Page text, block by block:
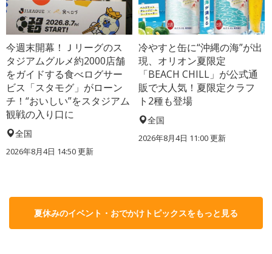
今週末開幕！Ｊリーグのス
タジアムグルメ約2000店舗
をガイドする食べログサー
ビス「スタモグ」がローン
チ！“おいしい”をスタジアム
観戦の入り口に
全国
2026年8月4日 14:50更新
冷やすと缶に“沖縄の海”が出
現、オリオン夏限定
「BEACH CHILL」が公式通
販で大人気！夏限定クラフ
ト2種も登場
全国
2026年8月4日 11:00更新
夏休みのイベント・おでかけトピックスをもっと見る